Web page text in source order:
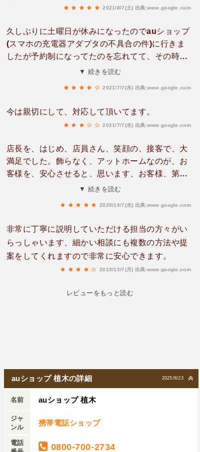
2021/8/7(土) 出典:www.google.com
久しぶりに土曜日が休みになったのでauショップ
(スマホの充電器アダプタの不具合の件)に行きま
したが予約制になってたのを忘れてて、その時の
女性の担当者の対応の仕方が良かったので次、来
▼ 続きを読む
2021/7/7(水) 出典:www.google.com
今は親切にして、対応して頂いてます。
2021/7/7(水) 出典:www.google.com
店長を、はじめ、店員さん、笑顔の、接客で、大
満足でした。飾らなく、アットホームなのが、お
客様を、安心させると、思います、お客様、第一
主義を、☺感じました。auショップ植木さんの、
▼ 続きを読む
2020/10/7(水) 出典:www.google.com
非常に丁寧に説明していただける担当の方々がい
らっしゃいます、細かい相談にも複数の方法や提
案をしてくれますので非常に安心できます。
2019/10/7(月) 出典:www.google.com
レビューをもっと読む
2025/8/23
auショップ 植木の詳細
名前 auショップ 植木
ジャ
ンル
携帯電話ショップ
電話
0800-700-2734